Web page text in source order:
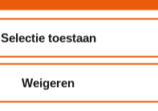
Selectie toestaan
Weigeren